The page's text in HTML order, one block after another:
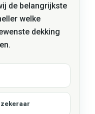
de belangrijkste
welke
dekking